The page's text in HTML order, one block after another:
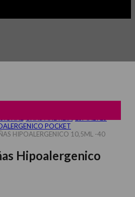
POCKET
HIPOALERGENICO 10,5ML -40
Hipoalergenico